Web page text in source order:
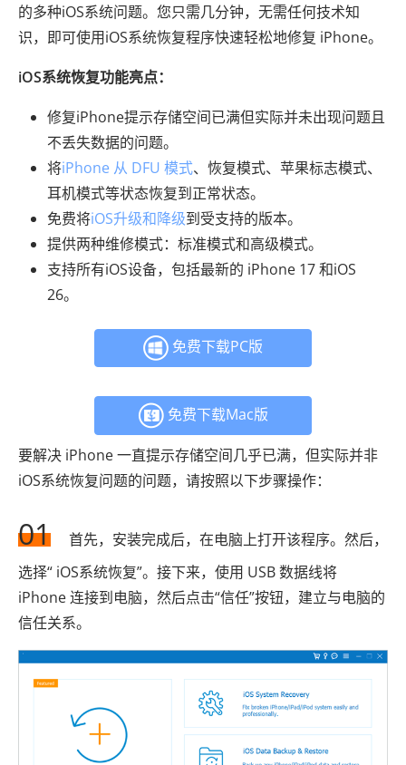
的多种iOS系统问题。您只需几分钟，无需任何技术知
识，即可使用iOS系统恢复程序快速轻松地修复 iPhone。
iOS系统恢复功能亮点：
修复iPhone提示存储空间已满但实际并未出现问题且
不丢失数据的问题。
将iPhone 从 DFU 模式、恢复模式、苹果标志模式、
耳机模式等状态恢复到正常状态。
免费将iOS升级和降级到受支持的版本。
提供两种维修模式：标准模式和高级模式。
支持所有iOS设备，包括最新的 iPhone 17 和iOS
26。
免费下载PC版
免费下载Mac版
要解决 iPhone 一直提示存储空间几乎已满，但实际并非
iOS系统恢复问题的问题，请按照以下步骤操作：
01
首先，安装完成后，在电脑上打开该程序。然后，
选择“ iOS系统恢复”。接下来，使用 USB 数据线将
iPhone 连接到电脑，然后点击“信任”按钮，建立与电脑的
信任关系。